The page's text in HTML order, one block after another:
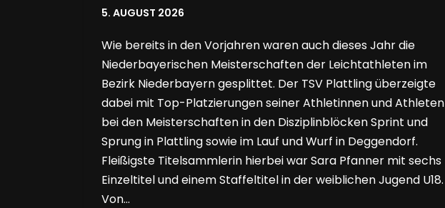
5. AUGUST 2026
Wie bereits in den Vorjahren waren auch dieses Jahr die
Niederbayerischen Meisterschaften der Leichtathleten im
Bezirk Niederbayern gesplittet. Der TSV Plattling überzeigte
dabei mit Top-Platzierungen seiner Athletinnen und Athleten
bei den Meisterschaften in den Disziplinblöcken Sprint und
Sprung in Plattling sowie im Lauf und Wurf in Deggendorf.
Fleißigste Titelsammlerin hierbei war Sara Pfanner mit sechs
Einzeltitel und einem Staffeltitel in der weiblichen Jugend U18.
Von…